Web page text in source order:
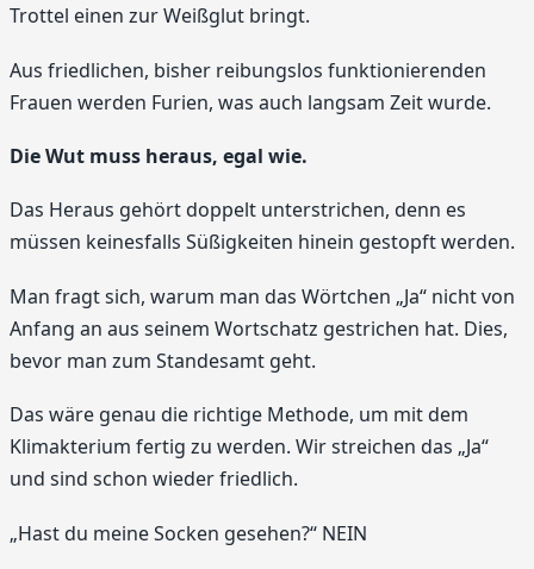
Trottel einen zur Weißglut bringt.
Aus friedlichen, bisher reibungslos funktionierenden
Frauen werden Furien, was auch langsam Zeit wurde.
Die Wut muss heraus, egal wie.
Das Heraus gehört doppelt unterstrichen, denn es
müssen keinesfalls Süßigkeiten hinein gestopft werden.
Man fragt sich, warum man das Wörtchen „Ja“ nicht von
Anfang an aus seinem Wortschatz gestrichen hat. Dies,
bevor man zum Standesamt geht.
Das wäre genau die richtige Methode, um mit dem
Klimakterium fertig zu werden. Wir streichen das „Ja“
und sind schon wieder friedlich.
„Hast du meine Socken gesehen?“ NEIN